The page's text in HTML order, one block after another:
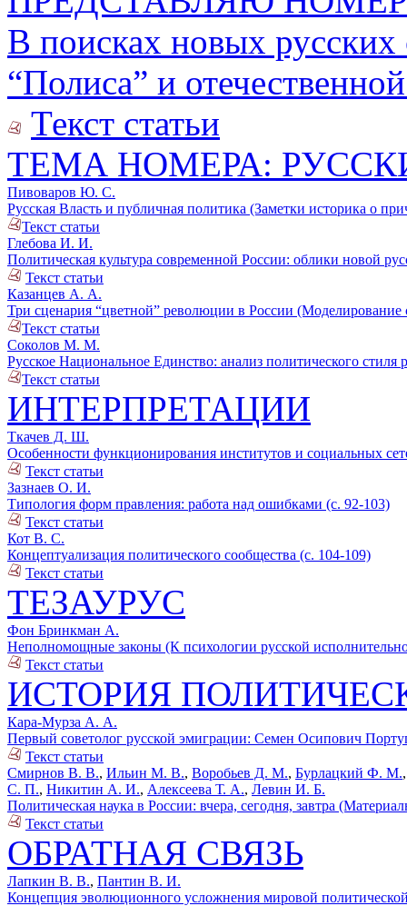
В поисках новых русских
“Полиса” и
Текст статьи
ТЕМА НОМЕРА:
Пивоваров Ю. С.
Русская Власть и публичная политика (Заметки историка о
Текст статьи
Глебова И. И.
Политическая культура современной России: облики новой
Текст статьи
Казанцев А. А.
Три сценария “цветной” революции в России
Текст статьи
Соколов М. М.
Русское Национальное Единство: анализ политического
Текст статьи
ИНТЕРПРЕТАЦИИ
Ткачев Д. Ш.
Особенности функционирования институтов и социальных
Текст статьи
Зазнаев О. И.
Типология форм правления: работа над ошибками (с. 92-103)
Текст статьи
Кот В. С.
Концептуализация политического сообщества (с. 104-109)
Текст статьи
ТЕЗАУРУС
Фон Бринкман А.
Неполномощные законы (К психологии русской
Текст статьи
ИСТОРИЯ
Кара-Мурза А. А.
Первый советолог русской эмиграции: Семен Осипович
Текст статьи
Смирнов В. В., Ильин М. В., Воробьев Д. М., Бурлацкий Ф. М.
С. П., Никитин А. И., Алексеева Т. А., Левин И. Б.
Политическая наука в России: вчера, сегодня, завтра
Текст статьи
ОБРАТНАЯ СВЯЗЬ
Лапкин В. В., Пантин В. И.
Концепция эволюционного усложнения мировой